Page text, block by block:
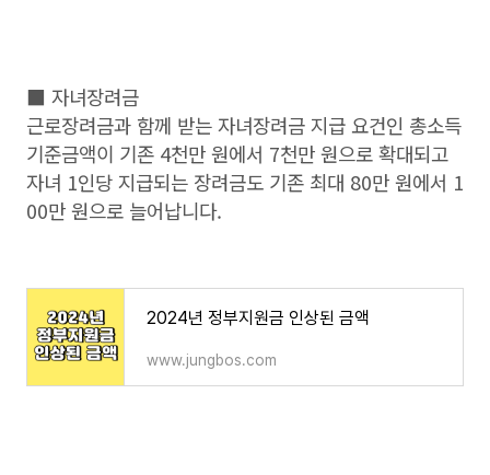
■ 자녀장려금
근로장려금과 함께 받는 자녀장려금 지급 요건인 총소득
기준금액이 기존 4천만 원에서 7천만 원으로 확대되고
자녀 1인당 지급되는 장려금도 기존 최대 80만 원에서 1
00만 원으로 늘어납니다.
2024년 정부지원금 인상된 금액
www.jungbos.com